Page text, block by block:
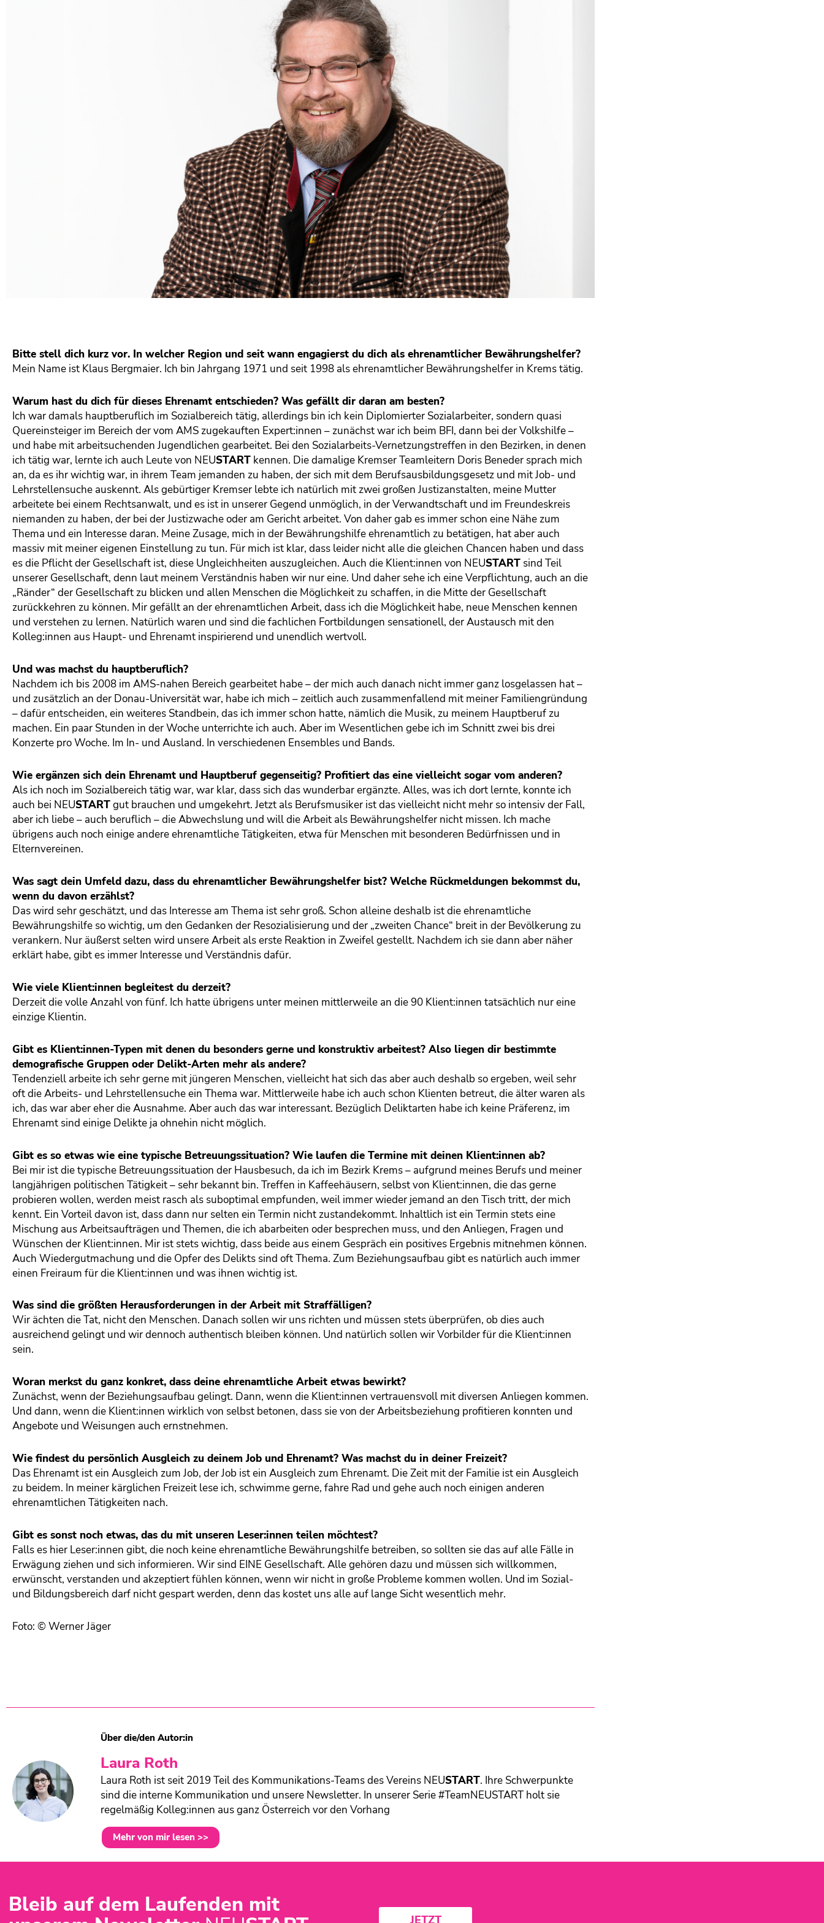
Bitte stell dich kurz vor. In welcher Region und seit wann engagierst du dich als ehrenamtlicher Bewährungshelfer?
Mein Name ist Klaus Bergmaier. Ich bin Jahrgang 1971 und seit 1998 als ehrenamtlicher Bewährungshelfer in Krems tätig.
Warum hast du dich für dieses Ehrenamt entschieden? Was gefällt dir daran am besten?
Ich war damals hauptberuflich im Sozialbereich tätig, allerdings bin ich kein Diplomierter Sozialarbeiter, sondern quasi
Quereinsteiger im Bereich der vom AMS zugekauften Expert:innen – zunächst war ich beim BFI, dann bei der Volkshilfe –
und habe mit arbeitsuchenden Jugendlichen gearbeitet. Bei den Sozialarbeits-Vernetzungstreffen in den Bezirken, in denen
ich tätig war, lernte ich auch Leute von NEUSTART kennen. Die damalige Kremser Teamleitern Doris Beneder sprach mich
an, da es ihr wichtig war, in ihrem Team jemanden zu haben, der sich mit dem Berufsausbildungsgesetz und mit Job- und
Lehrstellensuche auskennt. Als gebürtiger Kremser lebte ich natürlich mit zwei großen Justizanstalten, meine Mutter
arbeitete bei einem Rechtsanwalt, und es ist in unserer Gegend unmöglich, in der Verwandtschaft und im Freundeskreis
niemanden zu haben, der bei der Justizwache oder am Gericht arbeitet. Von daher gab es immer schon eine Nähe zum
Thema und ein Interesse daran. Meine Zusage, mich in der Bewährungshilfe ehrenamtlich zu betätigen, hat aber auch
massiv mit meiner eigenen Einstellung zu tun. Für mich ist klar, dass leider nicht alle die gleichen Chancen haben und dass
es die Pflicht der Gesellschaft ist, diese Ungleichheiten auszugleichen. Auch die Klient:innen von NEUSTART sind Teil
unserer Gesellschaft, denn laut meinem Verständnis haben wir nur eine. Und daher sehe ich eine Verpflichtung, auch an die
„Ränder“ der Gesellschaft zu blicken und allen Menschen die Möglichkeit zu schaffen, in die Mitte der Gesellschaft
zurückkehren zu können. Mir gefällt an der ehrenamtlichen Arbeit, dass ich die Möglichkeit habe, neue Menschen kennen
und verstehen zu lernen. Natürlich waren und sind die fachlichen Fortbildungen sensationell, der Austausch mit den
Kolleg:innen aus Haupt- und Ehrenamt inspirierend und unendlich wertvoll.
Und was machst du hauptberuflich?
Nachdem ich bis 2008 im AMS-nahen Bereich gearbeitet habe – der mich auch danach nicht immer ganz losgelassen hat –
und zusätzlich an der Donau-Universität war, habe ich mich – zeitlich auch zusammenfallend mit meiner Familiengründung
– dafür entscheiden, ein weiteres Standbein, das ich immer schon hatte, nämlich die Musik, zu meinem Hauptberuf zu
machen. Ein paar Stunden in der Woche unterrichte ich auch. Aber im Wesentlichen gebe ich im Schnitt zwei bis drei
Konzerte pro Woche. Im In- und Ausland. In verschiedenen Ensembles und Bands.
Wie ergänzen sich dein Ehrenamt und Hauptberuf gegenseitig? Profitiert das eine vielleicht sogar vom anderen?
Als ich noch im Sozialbereich tätig war, war klar, dass sich das wunderbar ergänzte. Alles, was ich dort lernte, konnte ich
auch bei NEUSTARTgut brauchen und umgekehrt. Jetzt als Berufsmusiker ist das vielleicht nicht mehr so intensiv der Fall,
aber ich liebe – auch beruflich – die Abwechslung und will die Arbeit als Bewährungshelfer nicht missen. Ich mache
übrigens auch noch einige andere ehrenamtliche Tätigkeiten, etwa für Menschen mit besonderen Bedürfnissen und in
Elternvereinen.
Was sagt dein Umfeld dazu, dass du ehrenamtlicher Bewährungshelfer bist? Welche Rückmeldungen bekommst du,
wenn du davon erzählst?
Das wird sehr geschätzt, und das Interesse am Thema ist sehr groß. Schon alleine deshalb ist die ehrenamtliche
Bewährungshilfe so wichtig, um den Gedanken der Resozialisierung und der „zweiten Chance“ breit in der Bevölkerung zu
verankern. Nur äußerst selten wird unsere Arbeit als erste Reaktion in Zweifel gestellt. Nachdem ich sie dann aber näher
erklärt habe, gibt es immer Interesse und Verständnis dafür.
Wie viele Klient:innen begleitest du derzeit?
Derzeit die volle Anzahl von fünf. Ich hatte übrigens unter meinen mittlerweile an die 90 Klient:innen tatsächlich nur eine
einzige Klientin.
Gibt es Klient:innen-Typen mit denen du besonders gerne und konstruktiv arbeitest? Also liegen dir bestimmte
demografische Gruppen oder Delikt-Arten mehr als andere?
Tendenziell arbeite ich sehr gerne mit jüngeren Menschen, vielleicht hat sich das aber auch deshalb so ergeben, weil sehr
oft die Arbeits- und Lehrstellensuche ein Thema war. Mittlerweile habe ich auch schon Klienten betreut, die älter waren als
ich, das war aber eher die Ausnahme. Aber auch das war interessant. Bezüglich Deliktarten habe ich keine Präferenz, im
Ehrenamt sind einige Delikte ja ohnehin nicht möglich.
Gibt es so etwas wie eine typische Betreuungssituation? Wie laufen die Termine mit deinen Klient:innen ab?
Bei mir ist die typische Betreuungssituation der Hausbesuch, da ich im Bezirk Krems – aufgrund meines Berufs und meiner
langjährigen politischen Tätigkeit – sehr bekannt bin. Treffen in Kaffeehäusern, selbst von Klient:innen, die das gerne
probieren wollen, werden meist rasch als suboptimal empfunden, weil immer wieder jemand an den Tisch tritt, der mich
kennt. Ein Vorteil davon ist, dass dann nur selten ein Termin nicht zustandekommt. Inhaltlich ist ein Termin stets eine
Mischung aus Arbeitsaufträgen und Themen, die ich abarbeiten oder besprechen muss, und den Anliegen, Fragen und
Wünschen der Klient:innen. Mir ist stets wichtig, dass beide aus einem Gespräch ein positives Ergebnis mitnehmen können.
Auch Wiedergutmachung und die Opfer des Delikts sind oft Thema. Zum Beziehungsaufbau gibt es natürlich auch immer
einen Freiraum für die Klient:innen und was ihnen wichtig ist.
Was sind die größten Herausforderungen in der Arbeit mit Straffälligen?
Wir ächten die Tat, nicht den Menschen. Danach sollen wir uns richten und müssen stets überprüfen, ob dies auch
ausreichend gelingt und wir dennoch authentisch bleiben können. Und natürlich sollen wir Vorbilder für die Klient:innen
sein.
Woran merkst du ganz konkret, dass deine ehrenamtliche Arbeit etwas bewirkt?
Zunächst, wenn der Beziehungsaufbau gelingt. Dann, wenn die Klient:innen vertrauensvoll mit diversen Anliegen kommen.
Und dann, wenn die Klient:innen wirklich von selbst betonen, dass sie von der Arbeitsbeziehung profitieren konnten und
Angebote und Weisungen auch ernstnehmen.
Wie findest du persönlich Ausgleich zu deinem Job und Ehrenamt? Was machst du in deiner Freizeit?
Das Ehrenamt ist ein Ausgleich zum Job, der Job ist ein Ausgleich zum Ehrenamt. Die Zeit mit der Familie ist ein Ausgleich
zu beidem. In meiner kärglichen Freizeit lese ich, schwimme gerne, fahre Rad und gehe auch noch einigen anderen
ehrenamtlichen Tätigkeiten nach.
Gibt es sonst noch etwas, das du mit unseren Leser:innen teilen möchtest?
Falls es hier Leser:innen gibt, die noch keine ehrenamtliche Bewährungshilfe betreiben, so sollten sie das auf alle Fälle in
Erwägung ziehen und sich informieren. Wir sind EINE Gesellschaft. Alle gehören dazu und müssen sich willkommen,
erwünscht, verstanden und akzeptiert fühlen können, wenn wir nicht in große Probleme kommen wollen. Und im Sozial-
und Bildungsbereich darf nicht gespart werden, denn das kostet uns alle auf lange Sicht wesentlich mehr.
Foto: © Werner Jäger
Über die/den Autor:in
Laura Roth
Laura Roth ist seit 2019 Teil des Kommunikations-Teams des Vereins NEUSTART. Ihre Schwerpunkte
sind die interne Kommunikation und unsere Newsletter. In unserer Serie #TeamNEUSTART holt sie
regelmäßig Kolleg:innen aus ganz Österreich vor den Vorhang
Mehr von mir lesen >>
Bleib auf dem Laufenden mit